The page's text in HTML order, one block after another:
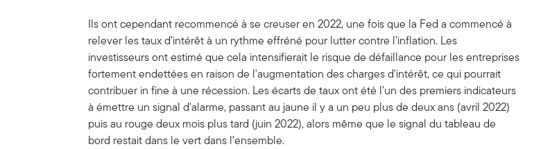
Ils ont cependant recommencé à se creuser en 2022, une fois que la Fed a commencé à
relever les taux d’intérêt à un rythme effréné pour lutter contre l'inflation. Les
investisseurs ont estimé que cela intensifierait le risque de défaillance pour les entreprises
fortement endettées en raison de l'augmentation des charges d'intérêt, ce qui pourrait
contribuer in fine à une récession. Les écarts de taux ont été l'un des premiers indicateurs
à émettre un signal d'alarme, passant au jaune il y a un peu plus de deux ans (avril 2022)
puis au rouge deux mois plus tard (juin 2022), alors même que le signal du tableau de
bord restait dans le vert dans l’ensemble.